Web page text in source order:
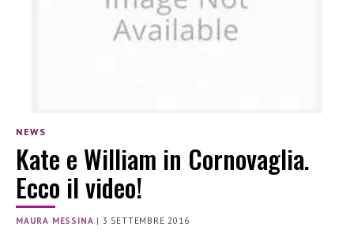
NEWS
Kate e William in Cornovaglia.
Ecco il video!
MAURA MESSINA | 3 SETTEMBRE 2016